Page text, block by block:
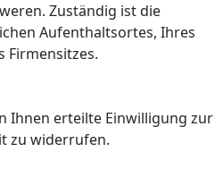
Zuständig ist die
Aufenthaltsortes, Ihres
Firmensitzes.
Ihnen erteilte Einwilligung zur
zu widerrufen.